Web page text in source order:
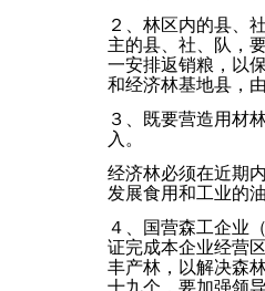
２、林区内的县、
主的县、社、队，
一安排返销粮，以
和经济林基地县，
３、既要营造用材
入。
经济林必须在近期
发展食用和工业的
４、国营森工企业
证完成本企业经营
丰产林，以解决森
十九个，要加强领